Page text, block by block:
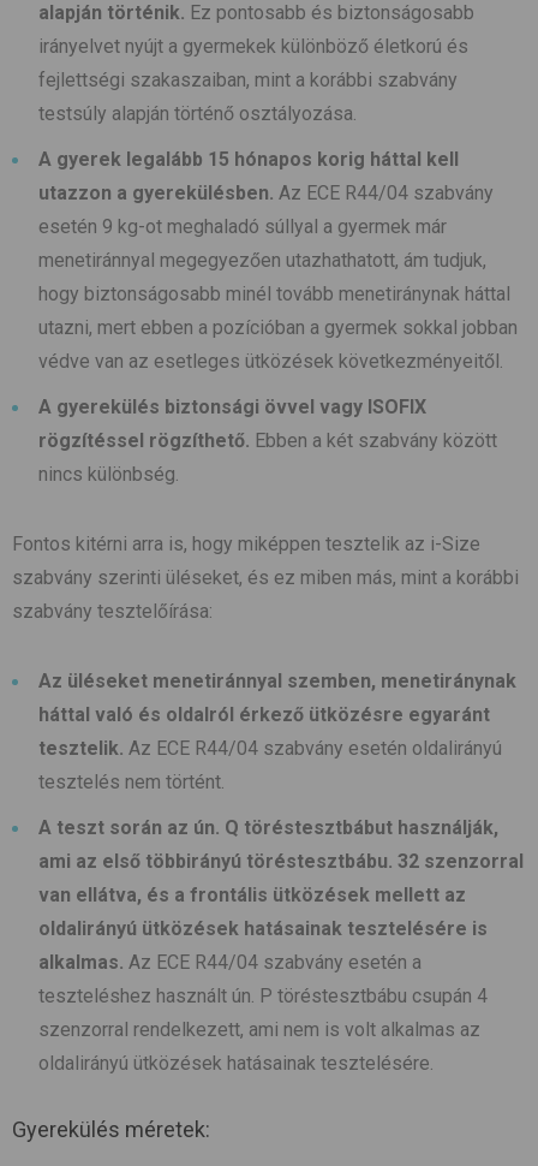
alapján történik. Ez pontosabb és biztonságosabb
irányelvet nyújt a gyermekek különböző életkorú és
fejlettségi szakaszaiban, mint a korábbi szabvány
testsúly alapján történő osztályozása.
A gyerek legalább 15 hónapos korig háttal kell
utazzon a gyerekülésben. Az ECE R44/04 szabvány
esetén 9 kg-ot meghaladó súllyal a gyermek már
menetiránnyal megegyezően utazhathatott, ám tudjuk,
hogy biztonságosabb minél tovább menetiránynak háttal
utazni, mert ebben a pozícióban a gyermek sokkal jobban
védve van az esetleges ütközések következményeitől.
A gyerekülés biztonsági övvel vagy ISOFIX
rögzítéssel rögzíthető. Ebben a két szabvány között
nincs különbség.
Fontos kitérni arra is, hogy miképpen tesztelik az i-Size
szabvány szerinti üléseket, és ez miben más, mint a korábbi
szabvány tesztelőírása:
Az üléseket menetiránnyal szemben, menetiránynak
háttal való és oldalról érkező ütközésre egyaránt
tesztelik. Az ECE R44/04 szabvány esetén oldalirányú
tesztelés nem történt.
A teszt során az ún. Q töréstesztbábut használják,
ami az első többirányú töréstesztbábu. 32 szenzorral
van ellátva, és a frontális ütközések mellett az
oldalirányú ütközések hatásainak tesztelésére is
alkalmas. Az ECE R44/04 szabvány esetén a
teszteléshez használt ún. P töréstesztbábu csupán 4
szenzorral rendelkezett, ami nem is volt alkalmas az
oldalirányú ütközések hatásainak tesztelésére.
Gyerekülés méretek: